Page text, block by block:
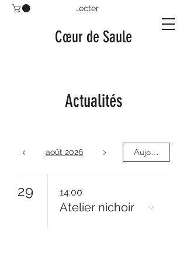
Se connecter
Cœur de Saule
Actualités
août 2026 Aujourd'hui
29 14:00
Atelier nichoir